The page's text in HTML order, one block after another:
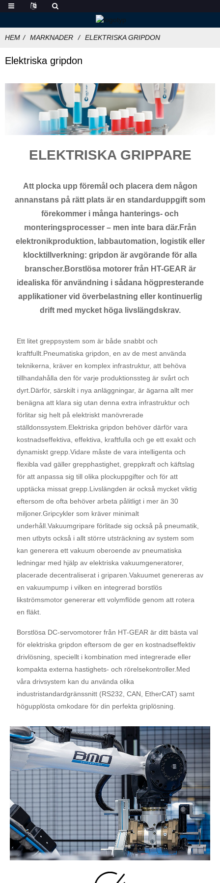
HEM MARKNADER ELEKTRISKA GRIPDON
Elektriska gripdon
ELEKTRISKA GRIPPARE
Att plocka upp föremål och placera dem någon
annanstans på rätt plats är en standarduppgift som
förekommer i många hanterings- och
monteringsprocesser – men inte bara där.Från
elektronikproduktion, labbautomation, logistik eller
klocktillverkning: gripdon är avgörande för alla
branscher.Borstlösa motorer från HT-GEAR är
idealiska för användning i sådana högpresterande
applikationer vid överbelastning eller kontinuerlig
drift med mycket höga livslängdskrav.
Ett litet greppsystem som är både snabbt och
kraftfullt.Pneumatiska gripdon, en av de mest använda
teknikerna, kräver en komplex infrastruktur, att behöva
tillhandahålla den för varje produktionssteg är svårt och
dyrt.Därför, särskilt i nya anläggningar, är ägarna allt mer
benägna att klara sig utan denna extra infrastruktur och
förlitar sig helt på elektriskt manövrerade
ställdonssystem.Elektriska gripdon behöver därför vara
kostnadseffektiva, effektiva, kraftfulla och ge ett exakt och
dynamiskt grepp.Vidare måste de vara intelligenta och
flexibla vad gäller grepphastighet, greppkraft och käftslag
för att anpassa sig till olika plockuppgifter och för att
upptäcka missat grepp.Livslängden är också mycket viktig
eftersom de ofta behöver arbeta pålitligt i mer än 30
miljoner.Gripcykler som kräver minimalt
underhåll.Vakuumgripare förlitade sig också på pneumatik,
men utbyts också i allt större utsträckning av system som
kan generera ett vakuum oberoende av pneumatiska
ledningar med hjälp av elektriska vakuumgeneratorer,
placerade decentraliserat i griparen.Vakuumet genereras av
en vakuumpump i vilken en integrerad borstlös
likströmsmotor genererar ett volymflöde genom att rotera
en fläkt.
Borstlösa DC-servomotorer från HT-GEAR är ditt bästa val
för elektriska gripdon eftersom de ger en kostnadseffektiv
drivlösning, speciellt i kombination med integrerade eller
kompakta externa hastighets- och rörelsekontroller.Med
våra drivsystem kan du använda olika
industristandardgränssnitt (RS232, CAN, EtherCAT) samt
högupplösta omkodare för din perfekta griplösning.